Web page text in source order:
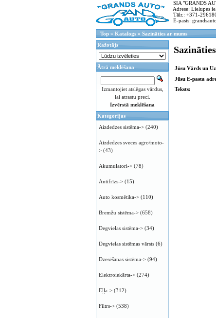
SIA "GRANDS
Adrese: Lielupes
Tālr.: +371-
E-pasts:
Top » Katalogs » Sazināties ar mums
Jūsu Vārds un
Jūsu E-pasta
Teksts:
Ražotājs
Ātrā meklēšana
Izmantojiet atslēgas vārdus,
lai atrastu preci.
Izvērstā meklēšana
Kategorijas
Aizdedzes sistēma-> (240)
Aizdedzes sveces agro/moto-
> (43)
Akumulatori-> (78)
Antifrīzs-> (15)
Auto kosmētika-> (110)
Bremžu sistēma-> (658)
Degvielas sistēma-> (34)
Degvielas sistēmas vārsts (6)
Dzesēšanas sistēma-> (94)
Elektroiekārta-> (274)
Eļļa-> (312)
Filtrs-> (538)